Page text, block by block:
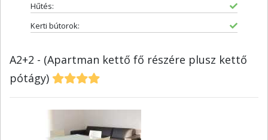
Hűtés:
Kerti bútorok:
A2+2 - (Apartman kettő fő részére plusz kettő
pótágy)